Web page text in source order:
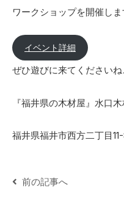
ワークショップを開催しま
イベント詳細
ぜひ遊びに来てください
『福井県の木材屋』水口
福井県福井市西方二丁目
前の記事へ